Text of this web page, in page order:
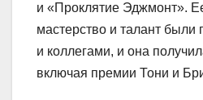
и «Проклятие Эджмонт».
мастерство и талант были
и коллегами, и она
включая премии Тони и